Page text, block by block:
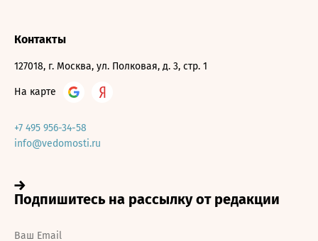
Контакты
127018, г. Москва, ул. Полковая, д. 3, стр. 1
На карте
+7 495 956-34-58
info@vedomosti.ru